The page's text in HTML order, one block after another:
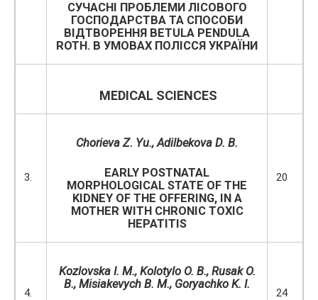
СУЧАСНІ ПРОБЛЕМИ ЛІСОВОГО
ГОСПОДАРСТВА ТА СПОСОБИ
ВІДТВОРЕННЯ BETULA PENDULA
ROTH. В УМОВАХ ПОЛІССЯ УКРАЇНИ
MEDICAL SCIENCES
3.
Chorieva Z. Yu., Adilbekova D. B.
EARLY POSTNATAL
MORPHOLOGICAL STATE OF THE
KIDNEY OF THE OFFERING, IN A
MOTHER WITH CHRONIC TOXIC
HEPATITIS
20
4.
Kozlovska I. M., Kolotуlo O. B., Rusak O.
B., Misiakevych B. M., Goryachko K. I.
24